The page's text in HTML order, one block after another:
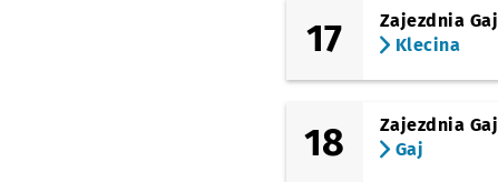
17
Zajezdnia Gaj
Klecina
18
Zajezdnia Gaj
Gaj